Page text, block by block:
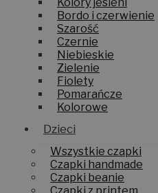
Bordo i czerwienie
Szarość
Czernie
Niebieskie
Zielenie
Fiolety
Pomarańcze
Kolorowe
Dzieci
Wszystkie czapki
Czapki handmade
Czapki beanie